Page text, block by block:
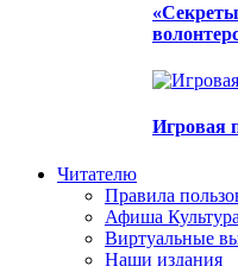
Игровая
Читателю
Правила
Афиша
Виртуальные
Наши издания